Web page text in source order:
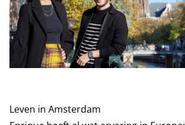
Leven in Amsterdam